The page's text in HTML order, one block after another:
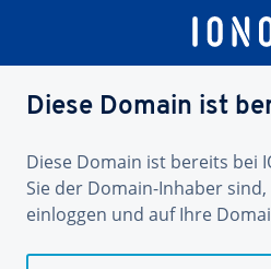
Diese Domain ist
Diese Domain ist bereits bei
Sie der Domain-Inhaber
einloggen und auf Ihre